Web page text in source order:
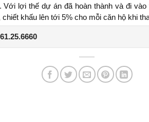
Với lợi thế dự án đã hoàn thành và đi
khấu lên tới 5% cho mỗi căn hộ khi